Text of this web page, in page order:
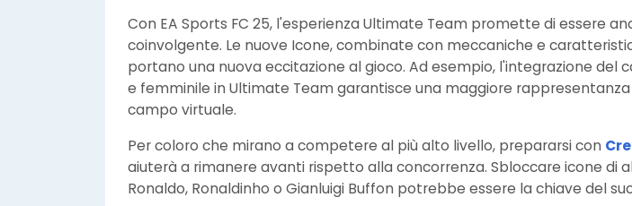
Con EA Sports FC 25, l'esperienza Ultimate Team promette di essere
coinvolgente. Le nuove Icone, combinate con meccaniche e
portano una nuova eccitazione al gioco. Ad esempio, l'integrazione del
e femminile in Ultimate Team garantisce una maggiore
campo virtuale.
Per coloro che mirano a competere al più alto livello, prepararsi con
aiuterà a rimanere avanti rispetto alla concorrenza. Sbloccare icone di
Ronaldo, Ronaldinho o Gianluigi Buffon potrebbe essere la chiave del